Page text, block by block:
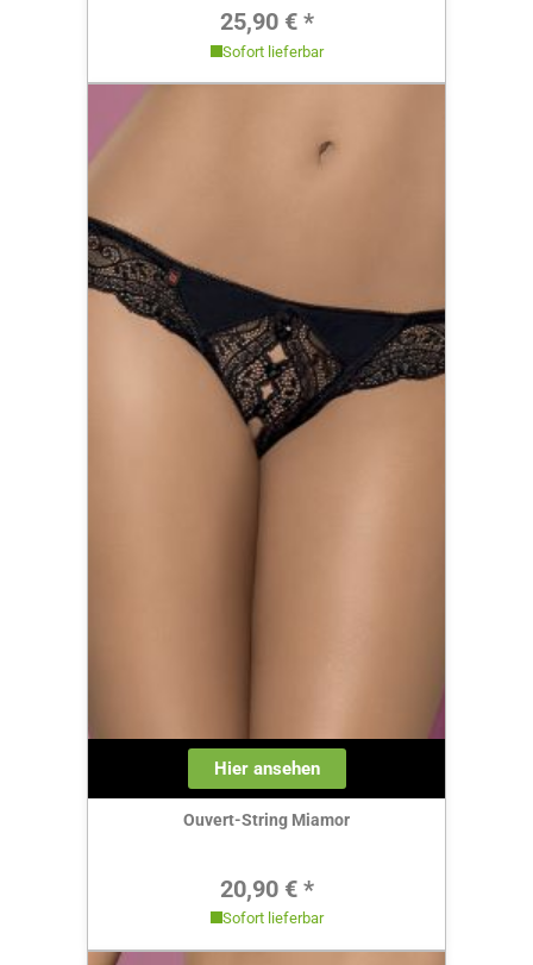
Regulärer Preis:
25,90 € *
Sofort lieferbar
Hier ansehen
Ouvert-String Miamor
Regulärer Preis:
20,90 € *
Sofort lieferbar